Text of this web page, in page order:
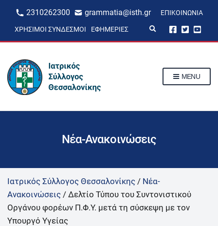
2310262300 grammatia@isth.gr ΕΠΙΚΟΙΝΩΝΊΑ
ΧΡΉΣΙΜΟΙ ΣΎΝΔΕΣΜΟΙ ΕΦΗΜΕΡΊΕΣ
p
m
MENU
Νέα-Ανακοινώσεις
Ιατρικός Σύλλογος Θεσσαλονίκης / Νέα-
Ανακοινώσεις / Δελτίο Τύπου του Συντονιστικού
Οργάνου φορέων Π.Φ.Υ. μετά τη σύσκεψη με τον
Υπουργό Υγείας